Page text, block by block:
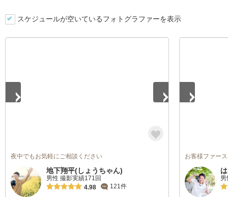
スケジュールが空いているフォトグラファーを表示
夜中でもお気軽にご相談ください
地下翔平(しょうちゃん)
男性 撮影実績171回
4.98
121件
お客様ファー